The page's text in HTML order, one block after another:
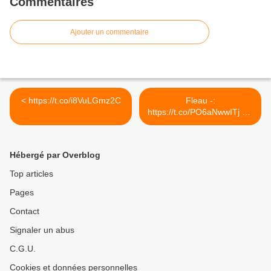
Ajouter un commentaire
< https://t.co/i8VuLGmz2C
Fleau -:
https://t.co/PO6aNwwITj via
@YouTube >
Hébergé par Overblog
Top articles
Pages
Contact
Signaler un abus
C.G.U.
Cookies et données personnelles